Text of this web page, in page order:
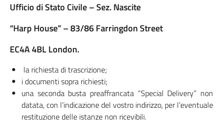
Ufficio di Stato Civile – Sez.Nascite
“Harp House” – 83/86 Farringdon Street
EC4A 4BL London.
la richiesta di trascrizione;
i documenti sopra richiesti;
una seconda busta preaffrancata “Special Delivery” non
datata, con l’indicazione del vostro indirizzo, per l’eventuale
restituzione delle istanze non ricevibili.